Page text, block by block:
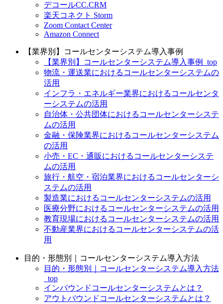
デコールCC.CRM
楽天コネクト Storm
Zoom Contact Center
Amazon Connect
【業界別】コールセンターシステム導入事例
【業界別】コールセンターシステム導入事例_top
物流・運送業におけるコールセンターシステムの
活用
インフラ・エネルギー業界におけるコールセンタ
ーシステムの活用
自治体・公共団体におけるコールセンターシステ
ムの活用
金融・保険業界におけるコールセンターシステム
の活用
小売・EC・通販におけるコールセンターシステ
ムの活用
旅行・航空・宿泊業界におけるコールセンターシ
ステムの活用
製造業におけるコールセンターシステムの活用
医療分野におけるコールセンターシステムの活用
教育現場におけるコールセンターシステムの活用
不動産業界におけるコールセンターシステムの活
用
目的・形態別｜コールセンターシステム導入方法
目的・形態別｜コールセンターシステム導入方法
_top
インバウンドコールセンターシステムとは？
アウトバウンドコールセンターシステムとは？